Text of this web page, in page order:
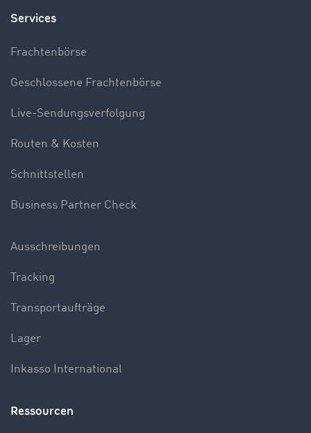
Services
Frachtenbörse
Geschlossene Frachtenbörse
Live-Sendungsverfolgung
Routen & Kosten
Schnittstellen
Business Partner Check
Ausschreibungen
Tracking
Transportaufträge
Lager
Inkasso International
Ressourcen